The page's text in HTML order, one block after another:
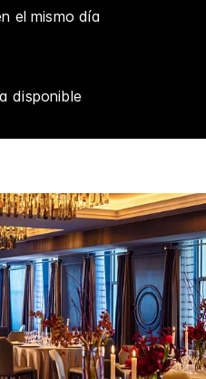
el mismo día
disponible